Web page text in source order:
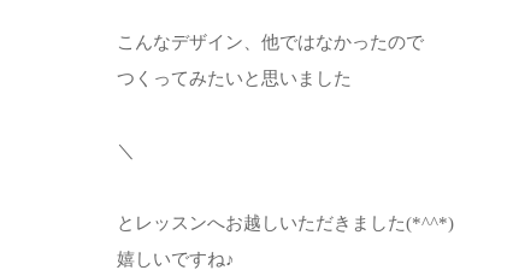
こんなデザイン、他ではなかったので
つくってみたいと思いました
＼
とレッスンへお越しいただきました(*^^*)
嬉しいですね♪